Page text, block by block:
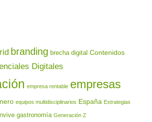
branding brecha digital Contenidos
Digitales
empresa rentable empresas
equipos multidisciplinarios España Estrategias
gastronomía Generación Z